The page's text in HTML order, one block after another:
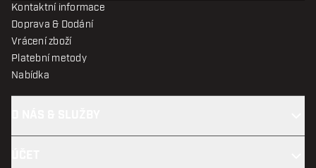
Kontaktní informace
Doprava & Dodání
Vrácení zboží
Platební metody
Nabídka